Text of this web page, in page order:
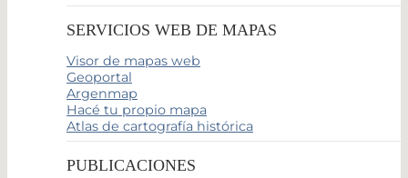
SERVICIOS WEB DE MAPAS
Visor de mapas web
Geoportal
Argenmap
Hacé tu propio mapa
Atlas de cartografía histórica
PUBLICACIONES